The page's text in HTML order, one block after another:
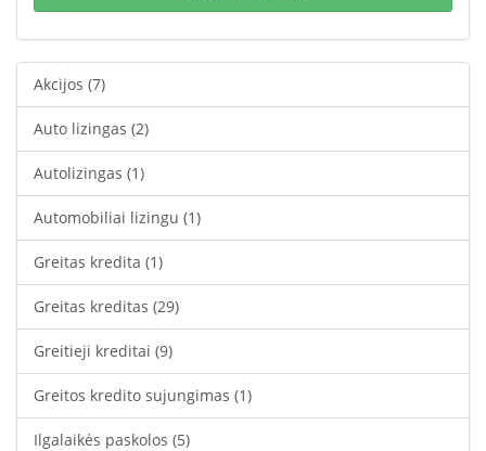
Akcijos (7)
Auto lizingas (2)
Autolizingas (1)
Automobiliai lizingu (1)
Greitas kredita (1)
Greitas kreditas (29)
Greitieji kreditai (9)
Greitos kredito sujungimas (1)
Ilgalaikės paskolos (5)